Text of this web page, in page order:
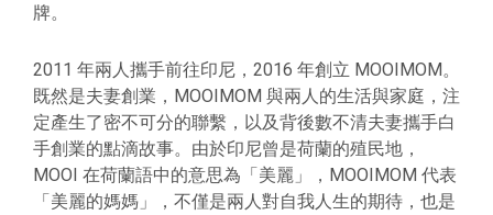
牌。
2011 年兩人攜手前往印尼，2016 年創立 MOOIMOM。
既然是夫妻創業，MOOIMOM 與兩人的生活與家庭，注
定產生了密不可分的聯繫，以及背後數不清夫妻攜手白
手創業的點滴故事。由於印尼曾是荷蘭的殖民地，
MOOI 在荷蘭語中的意思為「美麗」，MOOIMOM 代表
「美麗的媽媽」，不僅是兩人對自我人生的期待，也是